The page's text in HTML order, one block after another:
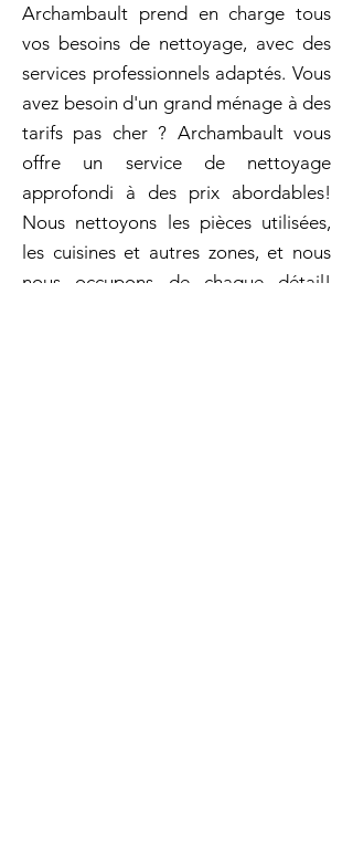
Archambault prend en charge tous
vos besoins de nettoyage, avec des
services professionnels adaptés. Vous
avez besoin d'un grand ménage à des
tarifs pas cher ? Archambault vous
offre un service de nettoyage
approfondi à des prix abordables!
Nous nettoyons les pièces utilisées,
les cuisines et autres zones, et nous
nous occupons de chaque détail!